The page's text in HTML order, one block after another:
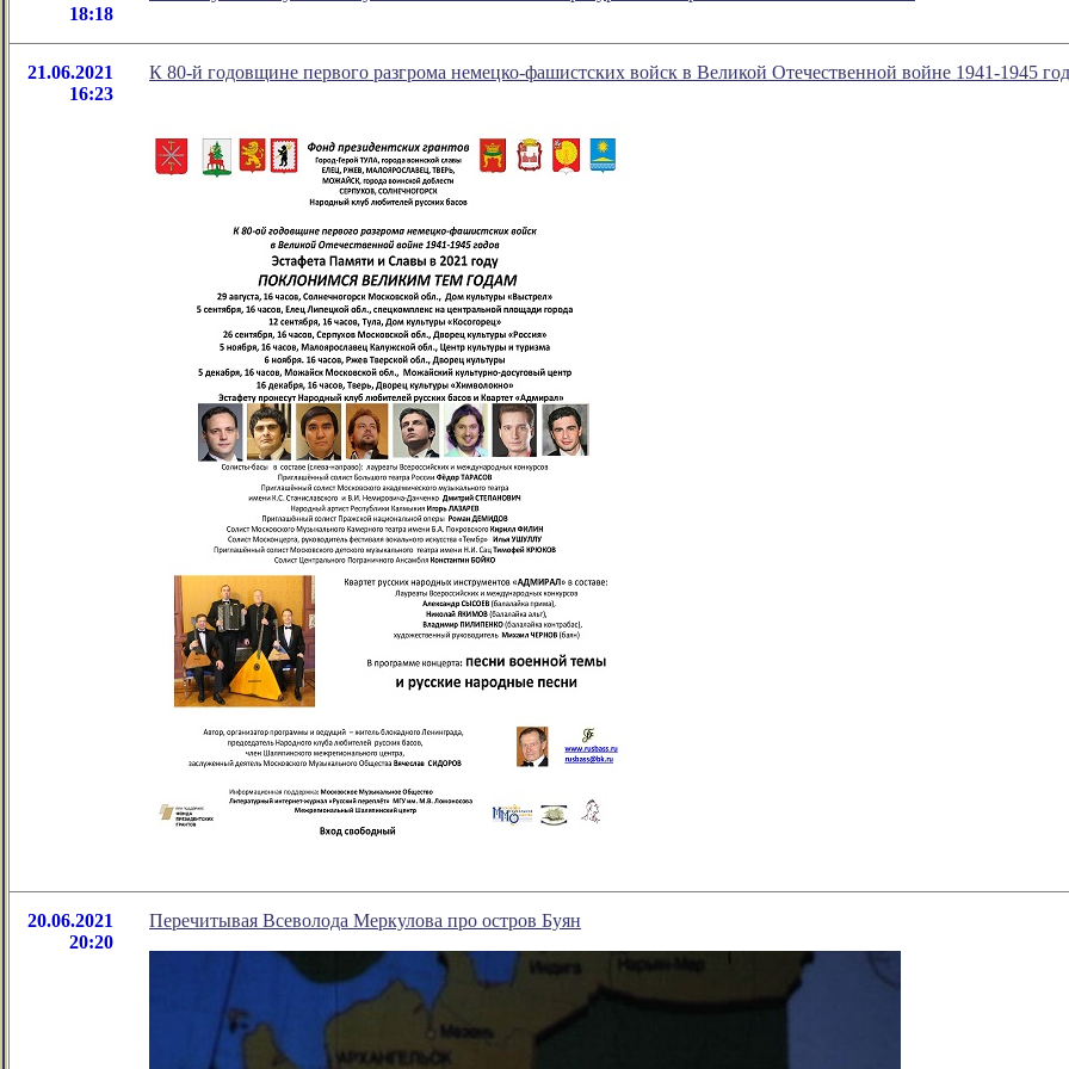
18:18
21.06.2021
16:23
К 80-й годовщине первого разгрома немецко-фашистских войск в Великой Отечественной войне 1941-1945
20.06.2021
20:20
Перечитывая Всеволода Меркулова про остров Буян